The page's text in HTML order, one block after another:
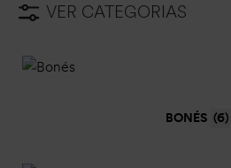
VER CATEGORIAS
BONÉS (6)